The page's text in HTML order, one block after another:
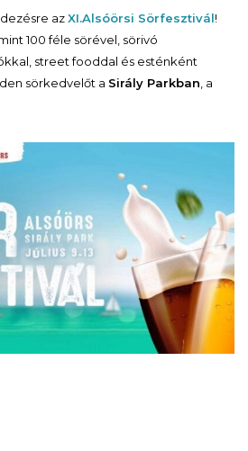
azXI.Alsóörsi Sörfesztivál!
100 féle sörével, sörivó
street fooddal és esténként
sörkedvelőt a Sirály Parkban , a